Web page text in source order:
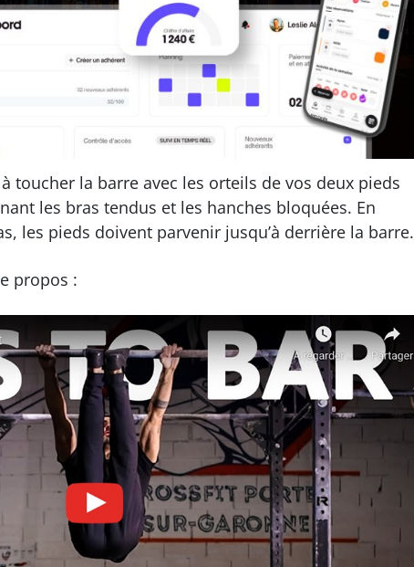
toucher la barre avec les orteils de vos deux pieds
les bras tendus et les hanches bloquées. En
les pieds doivent parvenir jusqu’à derrière la barre.
propos :